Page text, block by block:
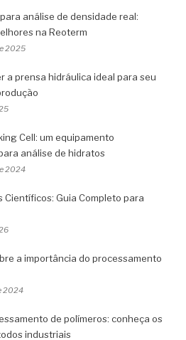
análise de densidade real:
na Reoterm
2025
a prensa hidráulica ideal para seu
Cell: um equipamento
análise de hidratos
2024
Científicos: Guia Completo para
a importância do processamento
2024
de polímeros: conheça os
industriais